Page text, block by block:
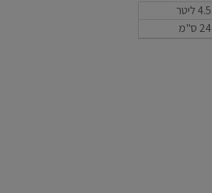
4.5 ליטר
24 ס"מ